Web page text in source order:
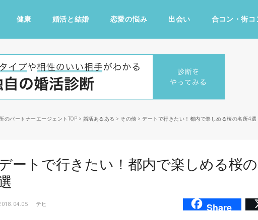
健康 婚活と結婚 恋愛の悩み 出会い 合コン・街コ
ャー・トレンド・芸能
のパートナーエージェントTOP > 婚活あるある > その他 > デートで行きたい！都内で楽しめる桜の名所4選
ートで行きたい！都内で楽しめる桜
テヒ Share